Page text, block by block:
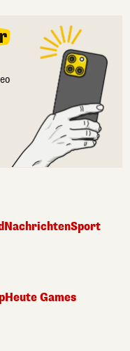
NachrichtenSport
Heute Games